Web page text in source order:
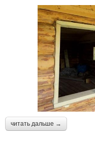
читать дальше →